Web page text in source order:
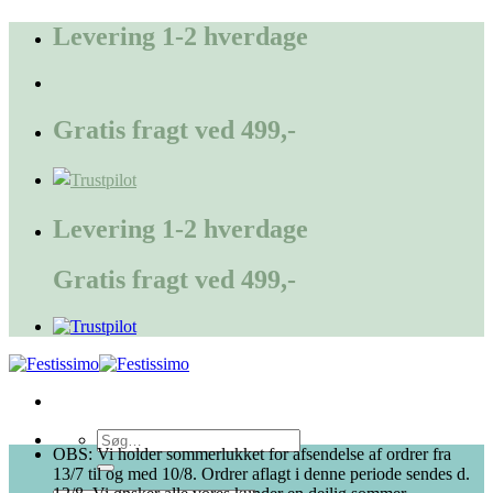
FortsætLevering 1-2 hverdage
Gratis fragt ved 499,-
Levering 1-2 hverdage
Gratis fragt ved 499,-
Søg
efter:
OBS: Vi holder sommerlukket for afsendelse af ordrer fra
13/7 til og med 10/8. Ordrer aflagt i denne periode sendes d.